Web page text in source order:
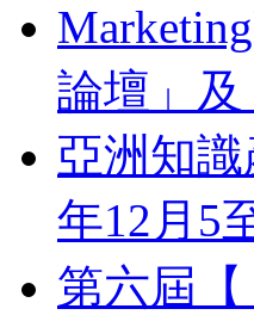
論壇」
亞洲知識
年12月5
第六屆